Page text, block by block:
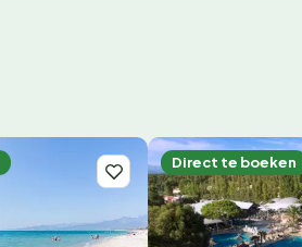
Direct te boeken